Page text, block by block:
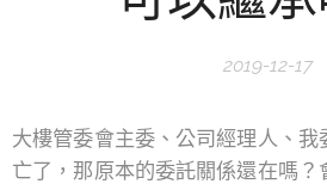
2019-12-17
大樓管委會主委、公司經理人、
亡了，那原本的委託關係還在嗎